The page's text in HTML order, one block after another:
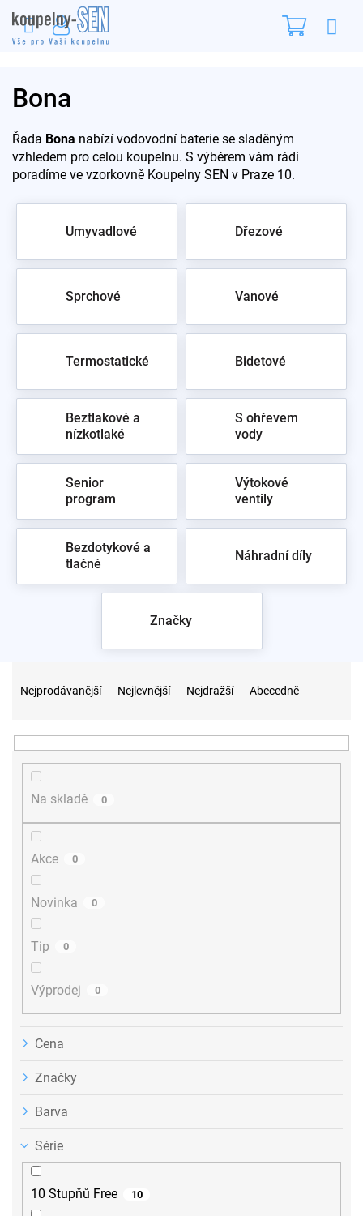
na
obsah
Bona
Řada Bona nabízí vodovodní baterie se sladěným
vzhledem pro celou koupelnu. S výběrem vám rádi
poradíme ve vzorkovně Koupelny SEN v Praze 10.
Umyvadlové Dřezové
Sprchové Vanové
Termostatické Bidetové
Beztlakové a
nízkotlaké
S ohřevem
vody
Senior
program
Výtokové
ventily
Bezdotykové a
tlačné
Náhradní díly
Značky
n
Nejprodávanější Nejlevnější Nejdražší Abecedně
Na skladě 0
Akce 0
Novinka 0
Tip 0
Výprodej 0
Cena
Značky
Barva
Série
10 Stupňů Free 10